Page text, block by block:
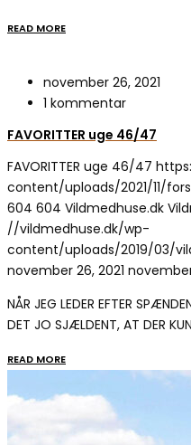
READ MORE
november 26, 2021
1 kommentar
FAVORITTER uge 46/47
FAVORITTER uge 46/47
content/uploads/2021/11/
604 604 Vildmedhuse.dk
//vildmedhuse.dk/wp-
content/uploads/2019/03/
november 26, 2021
NÅR JEG LEDER EFTER
DET JO SJÆLDENT, AT DER
READ MORE